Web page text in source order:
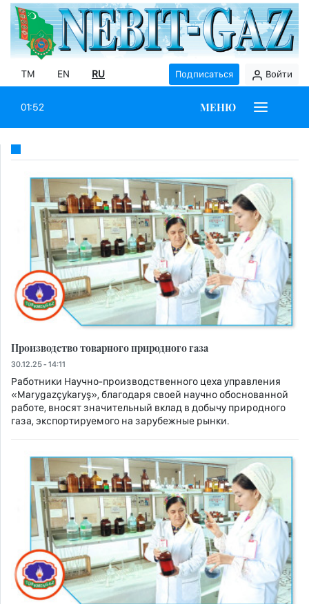
TM EN RU Подписаться Войти
01:52 МЕНЮ
Производство товарного природного газа
30.12.25 - 14:11
Работники Научно-производственного цеха управления
«Marygazçykaryş», благодаря своей научно обоснованной
работе, вносят значительный вклад в добычу природного
газа, экспортируемого на зарубежные рынки.